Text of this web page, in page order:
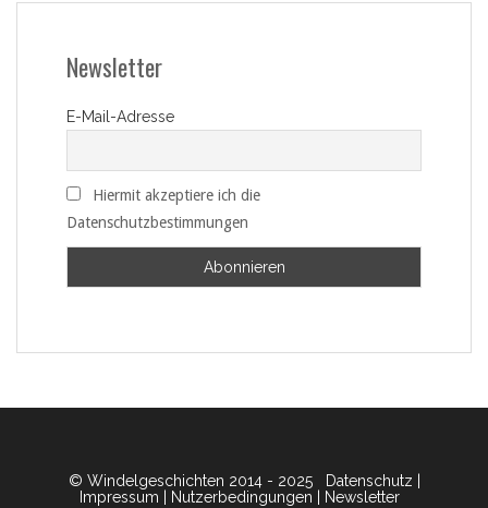
Newsletter
E-Mail-Adresse
Hiermit akzeptiere ich die
Datenschutzbestimmungen
© Windelgeschichten 2014 - 2025 Datenschutz
Impressum
Nutzerbedingungen Newsletter